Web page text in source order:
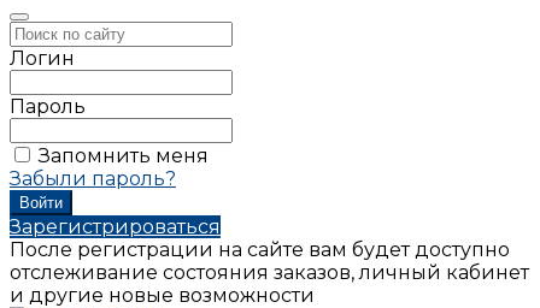
Логин
Пароль
Запомнить меня
Забыли пароль?
Зарегистрироваться
После регистрации на сайте вам будет доступно
отслеживание состояния заказов, личный кабинет
и другие новые возможности